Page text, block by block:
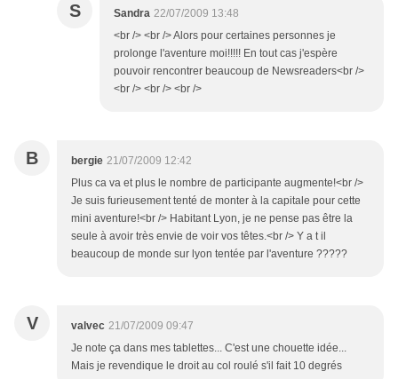
S Sandra 22/07/2009 13:48
<br /> <br /> Alors pour certaines personnes je
prolonge l'aventure moi!!!!! En tout cas j'espère
pouvoir rencontrer beaucoup de Newsreaders<br />
<br /> <br /> <br />
B bergie 21/07/2009 12:42
Plus ca va et plus le nombre de participante augmente!<br />
Je suis furieusement tenté de monter à la capitale pour cette
mini aventure!<br /> Habitant Lyon, je ne pense pas être la
seule à avoir très envie de voir vos têtes.<br /> Y a t il
beaucoup de monde sur lyon tentée par l'aventure ?????
V valvec 21/07/2009 09:47
Je note ça dans mes tablettes... C'est une chouette idée...
Mais je revendique le droit au col roulé s'il fait 10 degrés